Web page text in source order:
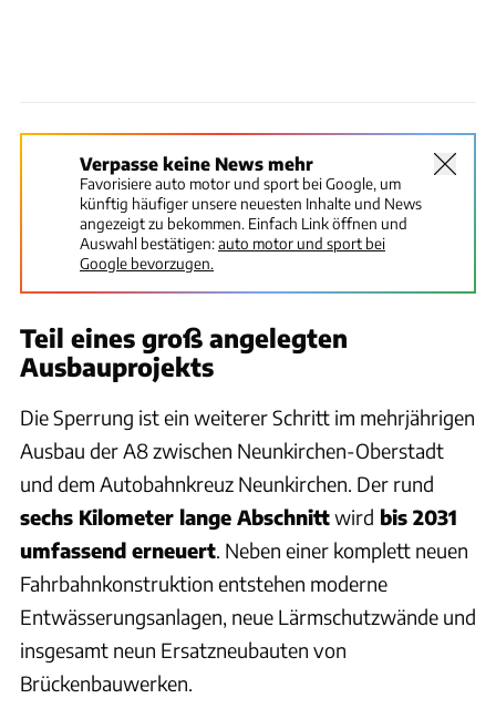
Verpasse keine News mehr
Favorisiere auto motor und sport bei Google, um
künftig häufiger unsere neuesten Inhalte und News
angezeigt zu bekommen. Einfach Link öffnen und
Auswahl bestätigen:auto motor und sport bei
Google bevorzugen.
Teil eines groß angelegten
Ausbauprojekts
Die Sperrung ist ein weiterer Schritt im mehrjährigen
Ausbau der A8 zwischen Neunkirchen-Oberstadt
und dem Autobahnkreuz Neunkirchen. Der rund
sechs Kilometer lange Abschnittwird bis 2031
umfassend erneuert. Neben einer komplett neuen
Fahrbahnkonstruktion entstehen moderne
Entwässerungsanlagen, neue Lärmschutzwände und
insgesamt neun Ersatzneubauten von
Brückenbauwerken.